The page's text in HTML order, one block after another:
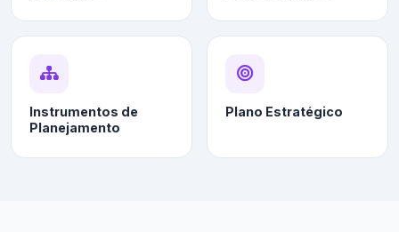
Instrumentos de
Planejamento
Plano Estratégico